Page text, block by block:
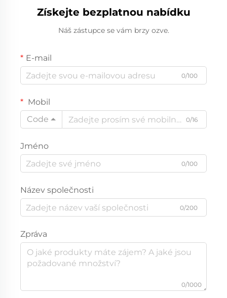
Získejte bezplatnou nabídku
Náš zástupce se vám brzy ozve.
E-mail
0/100
Mobil
Code
0/16
Jméno
0/100
Název společnosti
0/200
Zpráva
0/1000